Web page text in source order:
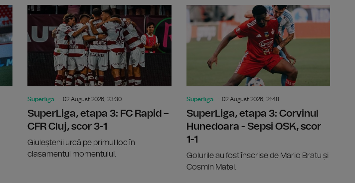
etapa 3: FCSB - Farul Constanța, scor 2-2SuperLiga, etapa 3: Universitatea Cluj - FC Botoşani,
Superliga 02 August 2026, 23:30
SuperLiga, etapa 3: FC Rapid –
CFR Cluj, scor 3-1
Giuleștenii urcă pe primul loc în
clasamentul momentului.
Superliga 02 August 2026, 21:48
SuperLiga, etapa 3: Corvinul
Hunedoara - Sepsi OSK, scor
1-1
Golurile au fost înscrise de Mario Bratu și
Cosmin Matei.